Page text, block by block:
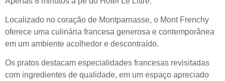
Localizado no coração de Montparnasse, o Mont Frenchy
oferece uma culinária francesa generosa e contemporânea
em um ambiente acolhedor e descontraído.
Os pratos destacam especialidades francesas revisitadas
com ingredientes de qualidade, em um espaço apreciado